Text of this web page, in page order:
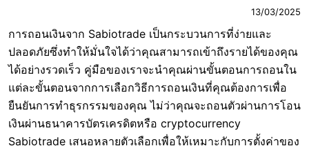
13/03/2025
การถอนเงินจาก Sabiotrade เป็นกระบวนการที่ง่ายและ
ปลอดภัยซึ่งทำให้มั่นใจได้ว่าคุณสามารถเข้าถึงรายได้ของคุณ
ได้อย่างรวดเร็ว คู่มือของเราจะนำคุณผ่านขั้นตอนการถอนใน
แต่ละขั้นตอนจากการเลือกวิธีการถอนเงินที่คุณต้องการเพื่อ
ยืนยันการทำธุรกรรมของคุณ ไม่ว่าคุณจะถอนตัวผ่านการโอน
เงินผ่านธนาคารบัตรเครดิตหรือ cryptocurrency
Sabiotrade เสนอหลายตัวเลือกเพื่อให้เหมาะกับการตั้งค่าของ